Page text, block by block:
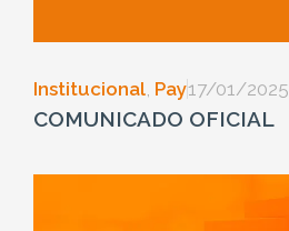
Institucional Pay17/01/2025
COMUNICADO OFICIAL